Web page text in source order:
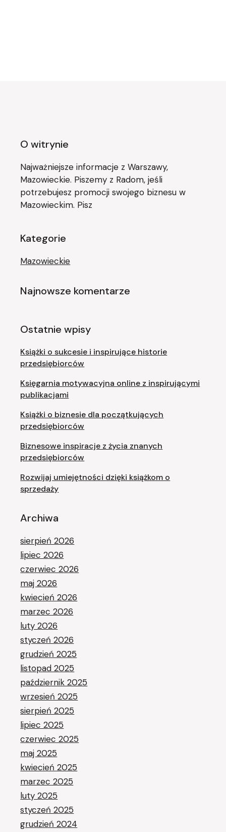
O witrynie
Najważniejsze informacje z Warszawy,
Mazowieckie. Piszemy z Radom, jeśli
potrzebujesz promocji swojego biznesu w
Mazowieckim. Pisz
Kategorie
Mazowieckie
Najnowsze komentarze
Ostatnie wpisy
Książki o sukcesie i inspirujące historie
przedsiębiorców
Księgarnia motywacyjna online z inspirującymi
publikacjami
Książki o biznesie dla początkujących
przedsiębiorców
Biznesowe inspiracje z życia znanych
przedsiębiorców
Rozwijaj umiejętności dzięki książkom o
sprzedaży
Archiwa
sierpień 2026
lipiec 2026
czerwiec 2026
maj 2026
kwiecień 2026
marzec 2026
luty 2026
styczeń 2026
grudzień 2025
listopad 2025
październik 2025
wrzesień 2025
sierpień 2025
lipiec 2025
czerwiec 2025
maj 2025
kwiecień 2025
marzec 2025
luty 2025
styczeń 2025
grudzień 2024